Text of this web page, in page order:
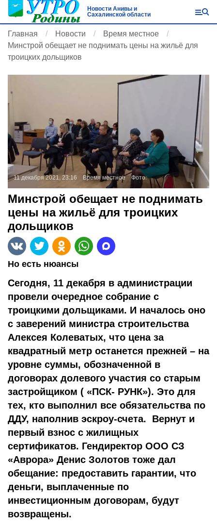
Новости Анивы и
Сахалинской области
Главная Новости
Время местное
Минстрой обещает не поднимать цены на жильё для
троицких дольщиков
11 декабря 2021, 23:16 Время местное Фото:
Минстрой обещает не поднимать
цены на жильё для троицких
дольщиков
Но есть нюансы
Сегодня, 11 декабря в администрации
провели очередное собрание с
троицкими дольщиками. И началось оно
с заверений министра строительства
Алексея Колеватых, что цена за
квадратный метр останется прежней – на
уровне суммы, обозначенной в
договорах долевого участия со старым
застройщиком ( «ПСК- РУНК»). Это для
тех, кто выполнил все обязательства по
ДДУ, наполнив эскроу-счета. Вернут и
первый взнос с жилищных
сертификатов. Гендиректор ООО СЗ
«Аврора» Денис Золотов тоже дал
обещание: предоставить гарантии, что
деньги, выплаченные по
инвестиционным договорам, будут
возвращены.